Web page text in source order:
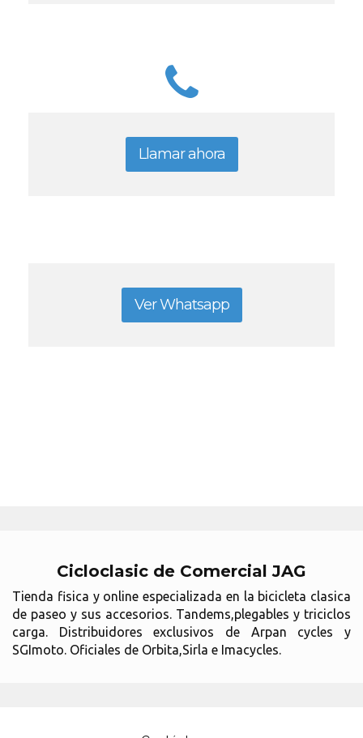
Llamar ahora
Ver Whatsapp
Cicloclasic de Comercial JAG
Tienda fisica y online especializada en la bicicleta clasica
de paseo y sus accesorios. Tandems,plegables y triciclos
carga. Distribuidores exclusivos de Arpan cycles y
SGImoto. Oficiales de Orbita,Sirla e Imacycles.